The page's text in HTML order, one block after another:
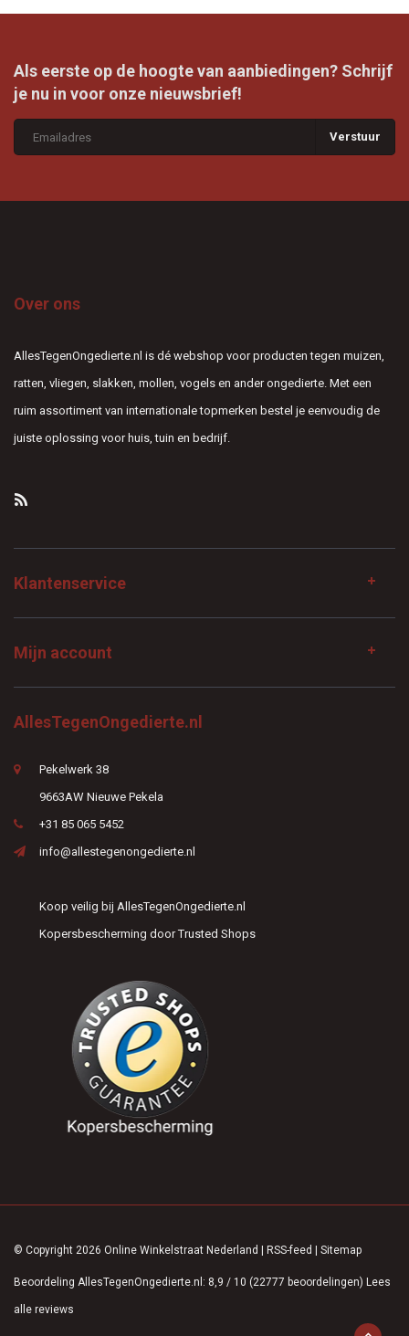
Als eerste op de hoogte van aanbiedingen? Schrijf
je nu in voor onze nieuwsbrief!
Verstuur
Over ons
AllesTegenOngedierte.nl is dé webshop voor producten tegen muizen,
ratten, vliegen, slakken, mollen, vogels en ander ongedierte. Met een
ruim assortiment van internationale topmerken bestel je eenvoudig de
juiste oplossing voor huis, tuin en bedrijf.
Klantenservice
Mijn account
AllesTegenOngedierte.nl
Pekelwerk 38
9663AW Nieuwe Pekela
+31 85 065 5452
info@allestegenongedierte.nl
Koop veilig bij AllesTegenOngedierte.nl
Kopersbescherming door Trusted Shops
© Copyright 2026 Online Winkelstraat Nederland | RSS-feed | Sitemap
Beoordeling AllesTegenOngedierte.nl : 8,9 / 10 (22777 beoordelingen) Lees
alle reviews